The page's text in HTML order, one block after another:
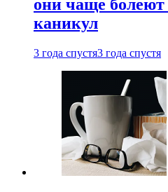
они чаще
каникул
3 года спустя3 года спустя